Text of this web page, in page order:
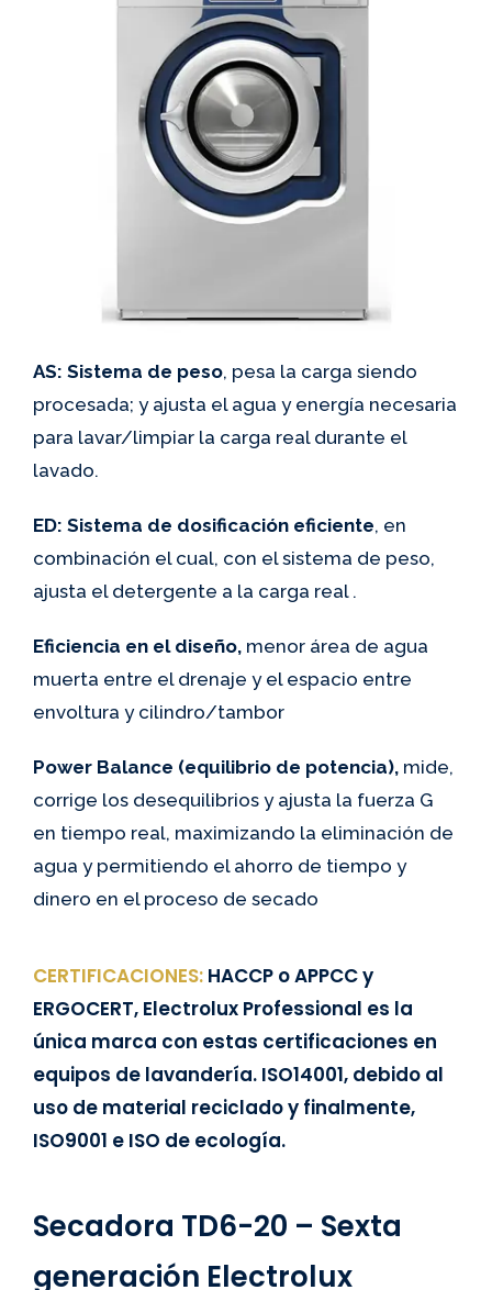
AS: Sistema de peso, pesa la carga siendo
procesada; y ajusta el agua y energía necesaria
para lavar/limpiar la carga real durante el
lavado.
ED: Sistema de dosificación eficiente, en
combinación el cual, con el sistema de peso,
ajusta el detergente a la carga real .
Eficiencia en el diseño,menor área de agua
muerta entre el drenaje y el espacio entre
envoltura y cilindro/tambor
Power Balance (equilibrio de potencia),mide,
corrige los desequilibrios y ajusta la fuerza G
en tiempo real, maximizando la eliminación de
agua y permitiendo el ahorro de tiempo y
dinero en el proceso de secado
CERTIFICACIONES:HACCP o APPCC y
ERGOCERT, Electrolux Professional es la
única marca con estas certificaciones en
equipos de lavandería. ISO14001, debido al
uso de material reciclado y finalmente,
ISO9001 e ISO de ecología.
Secadora TD6-20 – Sexta
generación Electrolux